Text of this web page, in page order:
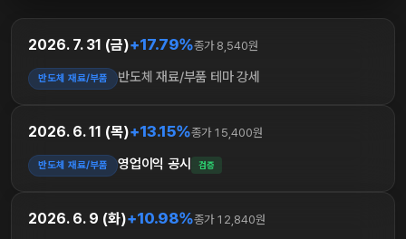
2026. 7. 31 (금)+17.79%종가 8,540원
반도체 재료/부품 반도체 재료/부품 테마 강세
2026. 6. 11 (목)+13.15%종가 15,400원
반도체 재료/부품 영업이익 공시 검증
2026. 6. 9 (화)+10.98%종가 12,840원